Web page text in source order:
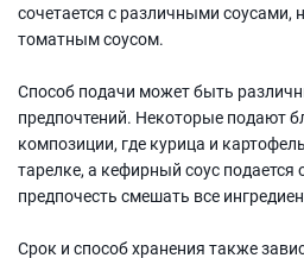
сочетается с различными соусами,
томатным соусом.
Способ подачи может быть
предпочтений. Некоторые подают
композиции, где курица и
тарелке, а кефирный соус подается
предпочесть смешать все
Срок и способ хранения также